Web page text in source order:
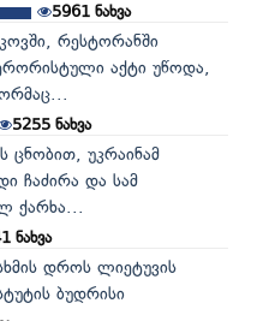
5961 ნახვა
რესტორანში
აქტი უწოდა,
5255ნახვა
უკრაინამ
ჩაძირა და სამ
ქარხა...
ნახვა
დროს ლიეტუვის
ბუდრისი